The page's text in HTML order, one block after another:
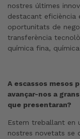
nostres últimes
destacant eficiència
oportunitats de
transferència
química fina,
A escassos mesos
avançar-nos a
que presentaran?
Estem treballant en
nostres novetats se